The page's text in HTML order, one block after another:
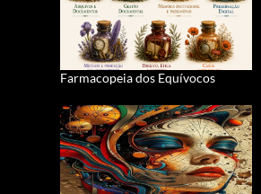
Farmacopeia dos Equívocos